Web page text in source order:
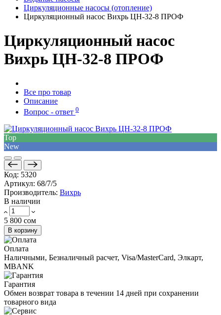
Циркуляционные насосы (отопление)
Циркуляционный насос Вихрь ЦН-32-8 ПРОФ
Циркуляционный насос
Вихрь ЦН-32-8 ПРОФ
Все про товар
Описание
Вопрос - ответ 0
Top
New
Код: 5320
Артикул: 68/7/5
Производитель: Вихрь
В наличии
5 800 сом
В корзину
Оплата
Наличными, Безналичный расчет, Visa/MasterCard, Элкарт,
MBANK
Гарантия
Обмен возврат товара в течении 14 дней при сохранении
товарного вида